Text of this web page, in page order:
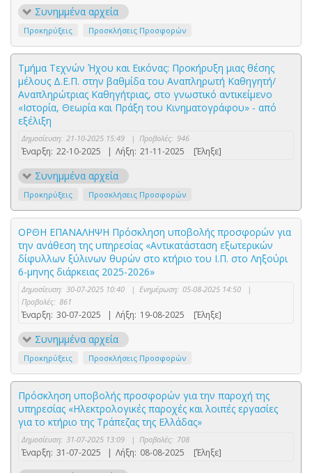
Συνημμένα αρχεία
Προκηρύξεις Προσκλήσεις Προσφορών
Τμήμα Τεχνών Ήχου και Εικόνας: Προκήρυξη μιας θέσης
μέλους Δ.Ε.Π. στην βαθμίδα του Αναπληρωτή Καθηγητή/
Αναπληρώτριας Καθηγήτριας, στο γνωστικό αντικείμενο
«Ιστορία, Θεωρία και Πράξη του Κινηματογράφου» - από
εξέλιξη
Δημοσίευση: 21-10-2025 15:49 | Προβολές: 946
Έναρξη: 22-10-2025 | Λήξη: 21-11-2025 [Έληξε]
Συνημμένα αρχεία
Προκηρύξεις Προσκλήσεις Προσφορών
ΟΡΘΗ ΕΠΑΝΑΛΗΨΗ Πρόσκληση υποβολής προσφορών για
την ανάθεση της υπηρεσίας «Αντικατάσταση εξωτερικών
δίφυλλων ξύλινων θυρών στο κτήριο του Ι.Π. στο Ληξούρι
6-μηνης διάρκειας 2025-2026»
Δημοσίευση: 30-07-2025 10:40 | Ενημέρωση: 05-08-2025 14:50
|
Προβολές: 861
Έναρξη: 30-07-2025 | Λήξη: 19-08-2025 [Έληξε]
Συνημμένα αρχεία
Προκηρύξεις Προσκλήσεις Προσφορών
Πρόσκληση υποβολής προσφορών για την παροχή της
υπηρεσίας «Ηλεκτρολογικές παροχές και λοιπές εργασίες
για το κτήριο της Τράπεζας της Ελλάδας»
Δημοσίευση: 31-07-2025 13:09 | Προβολές: 708
Έναρξη: 31-07-2025 | Λήξη: 08-08-2025 [Έληξε]